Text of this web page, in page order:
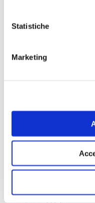
Statistiche
Marketing